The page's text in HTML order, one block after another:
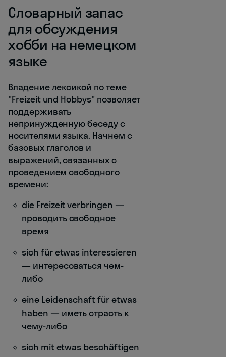
Словарный запас
для обсуждения
хобби на немецком
языке
Владение лексикой по теме
"Freizeit und Hobbys" позволяет
поддерживать
непринужденную беседу с
носителями языка. Начнем с
базовых глаголов и
выражений, связанных с
проведением свободного
времени:
die Freizeit verbringen —
проводить свободное
время
sich für etwas interessieren
— интересоваться чем-
либо
eine Leidenschaft für etwas
haben — иметь страсть к
чему-либо
sich mit etwas beschäftigen